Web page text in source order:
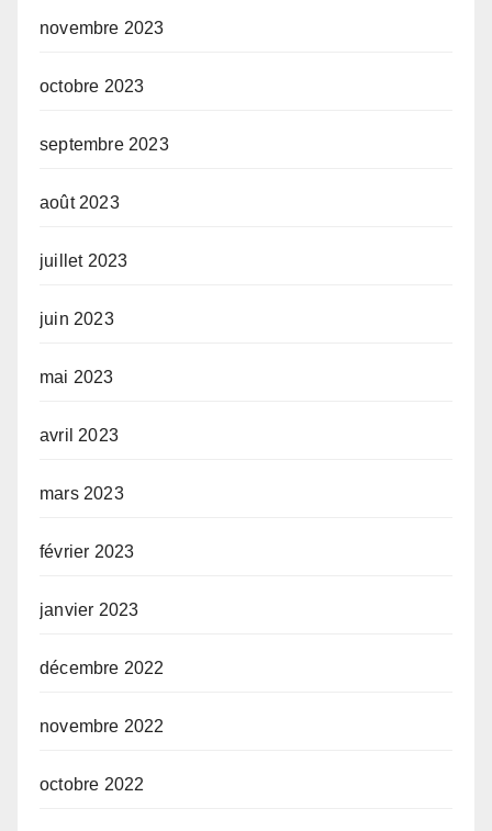
novembre 2023
octobre 2023
septembre 2023
août 2023
juillet 2023
juin 2023
mai 2023
avril 2023
mars 2023
février 2023
janvier 2023
décembre 2022
novembre 2022
octobre 2022